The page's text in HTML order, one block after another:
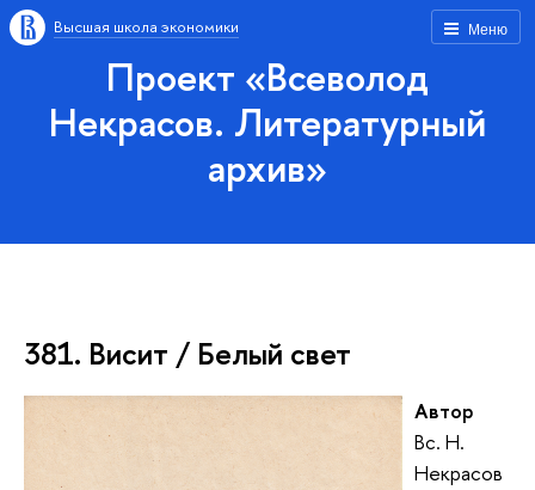
Меню
Высшая школа экономики
Проект «Всеволод
Некрасов. Литературный
архив»
381. Висит / Белый свет
Автор
Вс. Н.
Некрасов